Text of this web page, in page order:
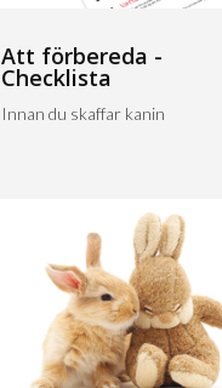
Att förbereda -
Checklista
Innan du skaffar kanin